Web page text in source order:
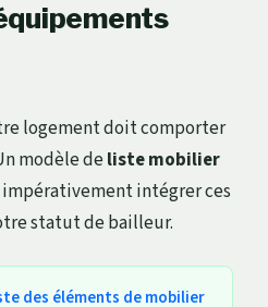
logement doit comporter
modèle deliste mobilier
intégrer ces
statut de bailleur.
des éléments de mobilier